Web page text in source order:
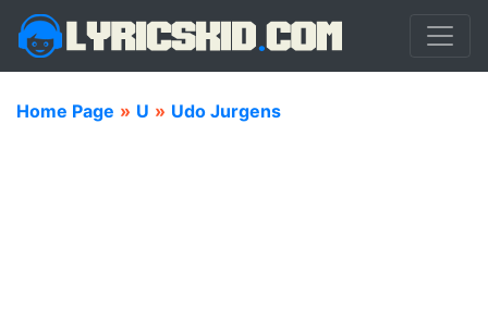
Home Page » U » Udo Jurgens